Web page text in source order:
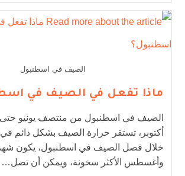
الصيف في اسطنبول
ماذا تفعل في الصيف في
الصيف في اسطنبول من منتصف يونيو
أكتوبر، تستقر حرارة الصيف بشكل دائم
خلال فصل الصيف في اسطنبول، يكون
وأغسطس الأكثر سخونة، ويمكن أن تصل…